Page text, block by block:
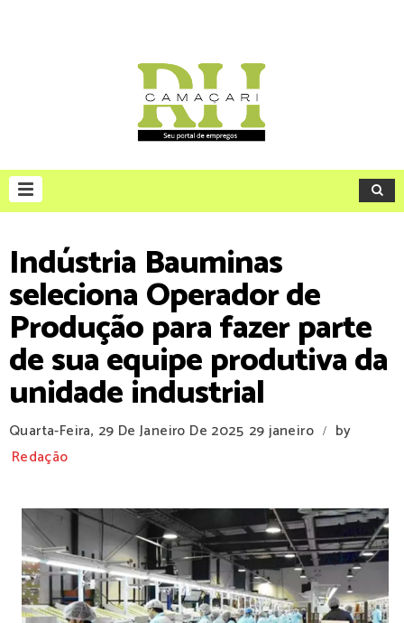
Indústria Bauminas
seleciona Operador de
Produção para fazer parte
de sua equipe produtiva da
unidade industrial
Quarta-Feira, 29 De Janeiro De 2025 29 janeiro /
by
Redação